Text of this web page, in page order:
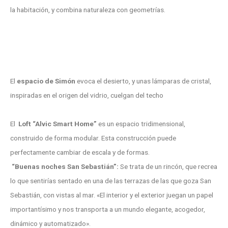
la habitación, y combina naturaleza con geometrías.
El espacio de Simón evoca el desierto, y unas lámparas de cristal,
inspiradas en el origen del vidrio, cuelgan del techo
El Loft “Alvic Smart Home” es un espacio tridimensional,
construido de forma modular. Esta construcción puede
perfectamente cambiar de escala y de formas.
“Buenas noches San Sebastián”: Se trata de un rincón, que recrea
lo que sentirías sentado en una de las terrazas de las que goza San
Sebastián, con vistas al mar. «El interior y el exterior juegan un papel
importantísimo y nos transporta a un mundo elegante, acogedor,
dinámico y automatizado».